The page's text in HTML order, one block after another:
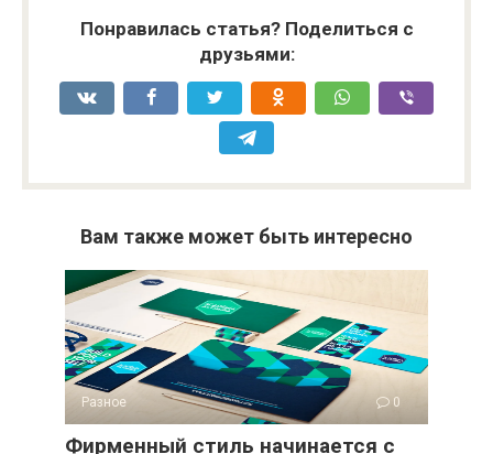
Понравилась статья? Поделиться с
друзьями:
Вам также может быть интересно
Разное 0
Фирменный стиль начинается с